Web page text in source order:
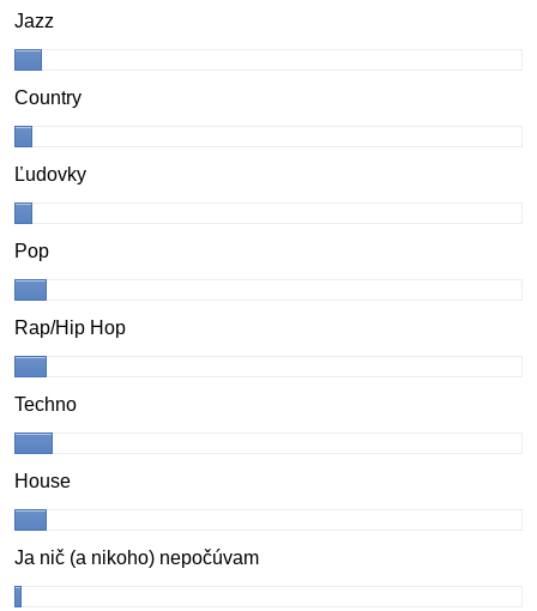
Jazz
Country
Ľudovky
Pop
Rap/Hip Hop
Techno
House
Ja nič (a nikoho) nepočúvam